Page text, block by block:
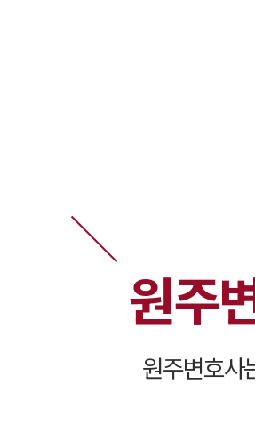
원주
원주변호사